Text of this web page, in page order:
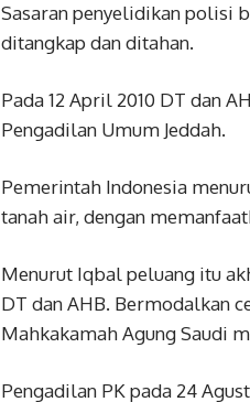
Sasaran penyelidikan polisi
ditangkap dan ditahan.
Pada 12 April 2010 DT dan
Pengadilan Umum Jeddah.
Pemerintah Indonesia
tanah air, dengan
Menurut Iqbal peluang itu
DT dan AHB. Bermodalkan
Mahkakamah Agung Saudi
Pengadilan PK pada 24